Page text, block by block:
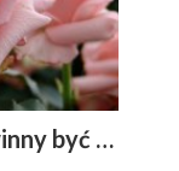
Kompozycje kwiatowe powinny być dopasowywane do charakteru i stylu aranżacyjnego wnętrza. Obowiązuje zasada: im mniej, tym lepiej